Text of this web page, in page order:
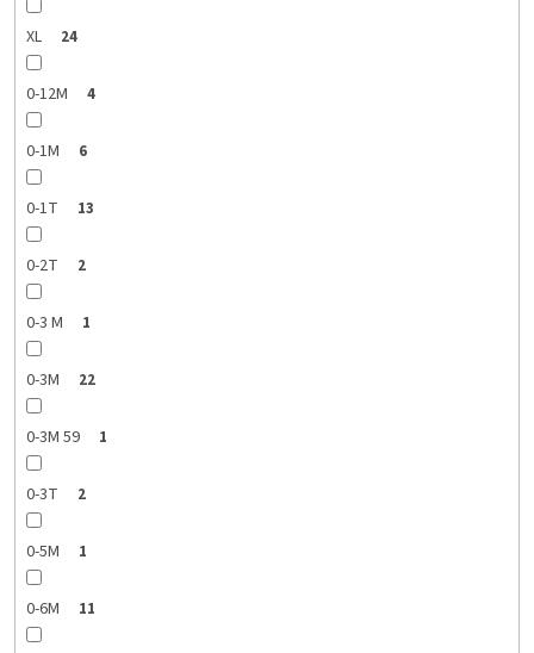
XL 24
0-12M 4
0-1M 6
0-1T 13
0-2T 2
0-3 M 1
0-3M 22
0-3M 59 1
0-3T 2
0-5M 1
0-6M 11